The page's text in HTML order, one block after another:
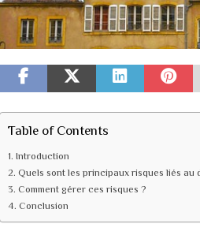
Table of Contents
Introduction
Quels sont les principaux risques liés au
Comment gérer ces risques ?
Conclusion